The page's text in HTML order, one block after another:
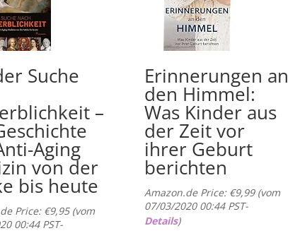
Suche
–
Aging
von der
bis heute
Price: €9,95(vom
00:44 PST-
Erinnerungen an
den Himmel:
Was Kinder aus
der Zeit vor
ihrer Geburt
berichten
Amazon.de Price: €9,99(vom
07/03/2020 00:44 PST-
Details)